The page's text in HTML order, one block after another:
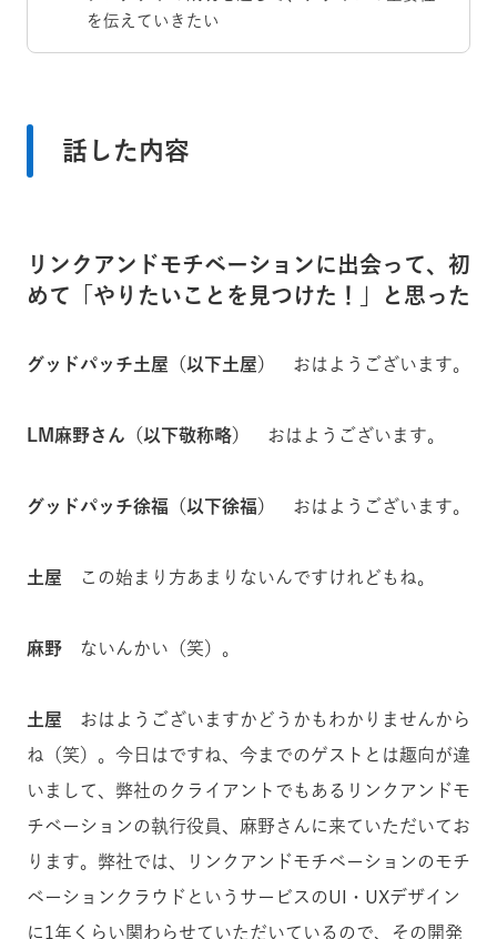
を伝えていきたい
話した内容
リンクアンドモチベーションに出会って、初
めて「やりたいことを見つけた！」と思った
グッドパッチ土屋（以下土屋） おはようございます。
LM麻野さん（以下敬称略） おはようございます。
グッドパッチ徐福（以下徐福） おはようございます。
土屋 この始まり方あまりないんですけれどもね。
麻野 ないんかい（笑）。
土屋 おはようございますかどうかもわかりませんから
ね（笑）。今日はですね、今までのゲストとは趣向が違
いまして、弊社のクライアントでもあるリンクアンドモ
チベーションの執行役員、麻野さんに来ていただいてお
ります。弊社では、リンクアンドモチベーションのモチ
ベーションクラウドというサービスのUI・UXデザイン
に1年くらい関わらせていただいているので、その開発